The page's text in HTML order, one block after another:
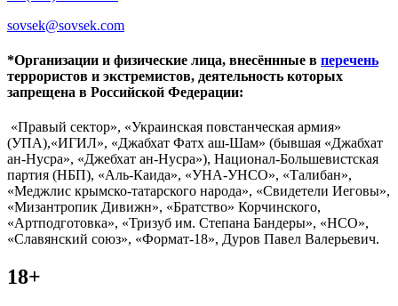
sovsek@sovsek.com
*Организации и физические лица, внесённные в перечень
террористов и экстремистов, деятельность которых
запрещена в Российской Федерации:
«Правый сектор», «Украинская повстанческая армия»
(УПА),«ИГИЛ», «Джабхат Фатх аш-Шам» (бывшая «Джабхат
ан-Нусра», «Джебхат ан-Нусра»), Национал-Большевистская
партия (НБП), «Аль-Каида», «УНА-УНСО», «Талибан»,
«Меджлис крымско-татарского народа», «Свидетели Иеговы»,
«Мизантропик Дивижн», «Братство» Корчинского,
«Артподготовка», «Тризуб им. Степана Бандеры», «НСО»,
«Славянский союз», «Формат-18», Дуров Павел Валерьевич.
18+